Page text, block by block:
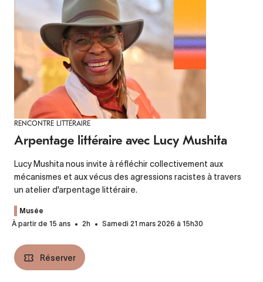
RENCONTRE LITTÉRAIRE
Arpentage littéraire avec Lucy Mushita
Lucy Mushita nous invite à réfléchir collectivement aux
mécanismes et aux vécus des agressions racistes à travers
un atelier d’arpentage littéraire.
Musée
À partir de 15 ans
2h Samedi 21 mars 2026 à 15h30
Réserver